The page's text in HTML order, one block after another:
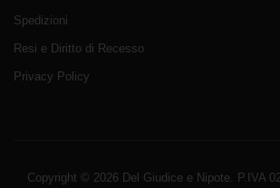
Spedizioni
Resi e Diritto di Recesso
Privacy Policy
Copyright © 2026 Del Giudice e Nipote. P.IVA